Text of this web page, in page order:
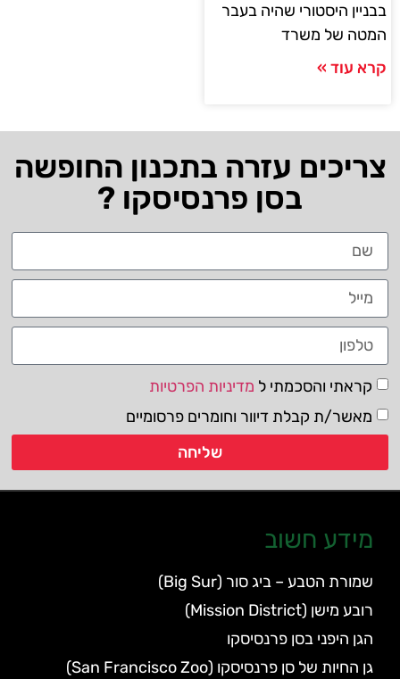
בבניין היסטורי שהיה בעבר
המטה של ​​משרד
קרא עוד »
צריכים עזרה בתכנון החופשה
בסן פרנסיסקו ?
קראתי והסכמתי ל מדיניות הפרטיות
מאשר/ת קבלת דיוור וחומרים פרסומיים
שליחה
מידע חשוב
שמורת הטבע – ביג סור (Big Sur)
רובע מישן (Mission District)
הגן היפני בסן פרנסיסקו
גן החיות של סן פרנסיסקו (San Francisco Zoo)